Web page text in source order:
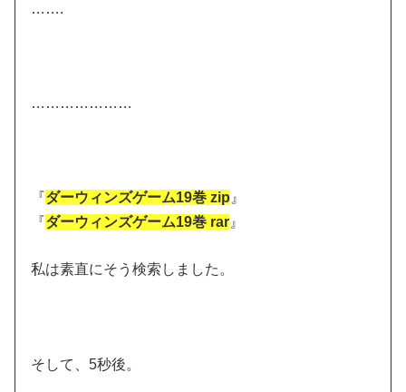
…….
…………………
『ダーウィンズゲーム19巻 zip 』
『ダーウィンズゲーム19巻 rar 』
私は素直にそう検索しました。
そして、5秒後。